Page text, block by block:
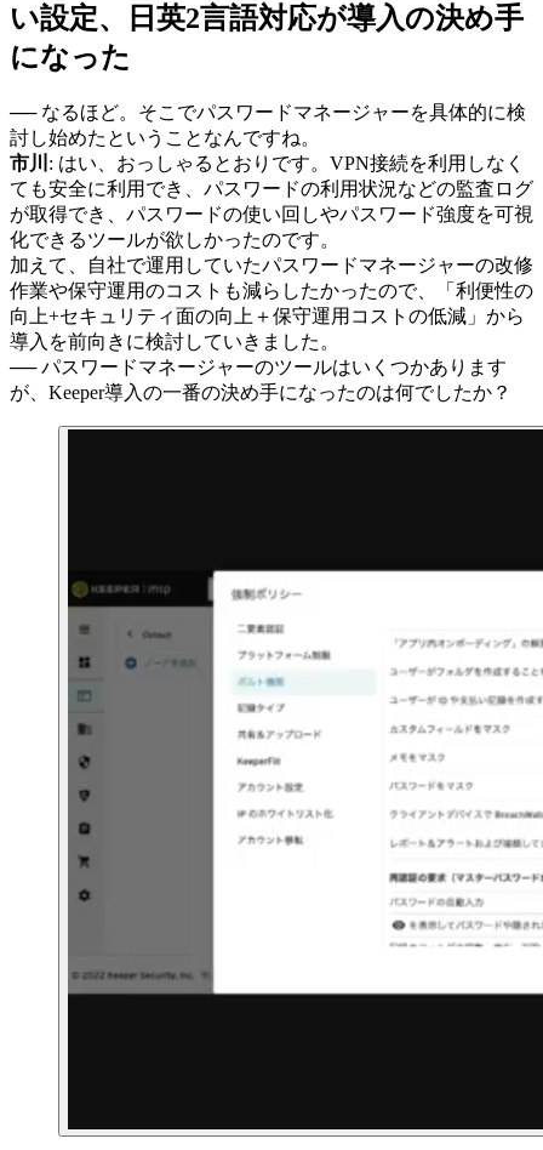
い設定、日英2言語対応が導入の決め手
になった
── なるほど。そこでパスワードマネージャーを具体的に検
討し始めたということなんですね。
市川 : はい、おっしゃるとおりです。VPN接続を利用しなく
ても安全に利用でき、パスワードの利用状況などの監査ログ
が取得でき、パスワードの使い回しやパスワード強度を可視
化できるツールが欲しかったのです。
加えて、自社で運用していたパスワードマネージャーの改修
作業や保守運用のコストも減らしたかったので、「利便性の
向上+セキュリティ面の向上＋保守運用コストの低減」から
導入を前向きに検討していきました。
── パスワードマネージャーのツールはいくつかあります
が、Keeper導入の一番の決め手になったのは何でしたか？